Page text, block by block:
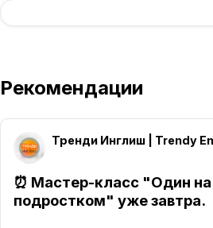
Рекомендации
Тренди Инглиш | Trendy
⏰ Мастер-класс "Один
подростком" уже завтра.